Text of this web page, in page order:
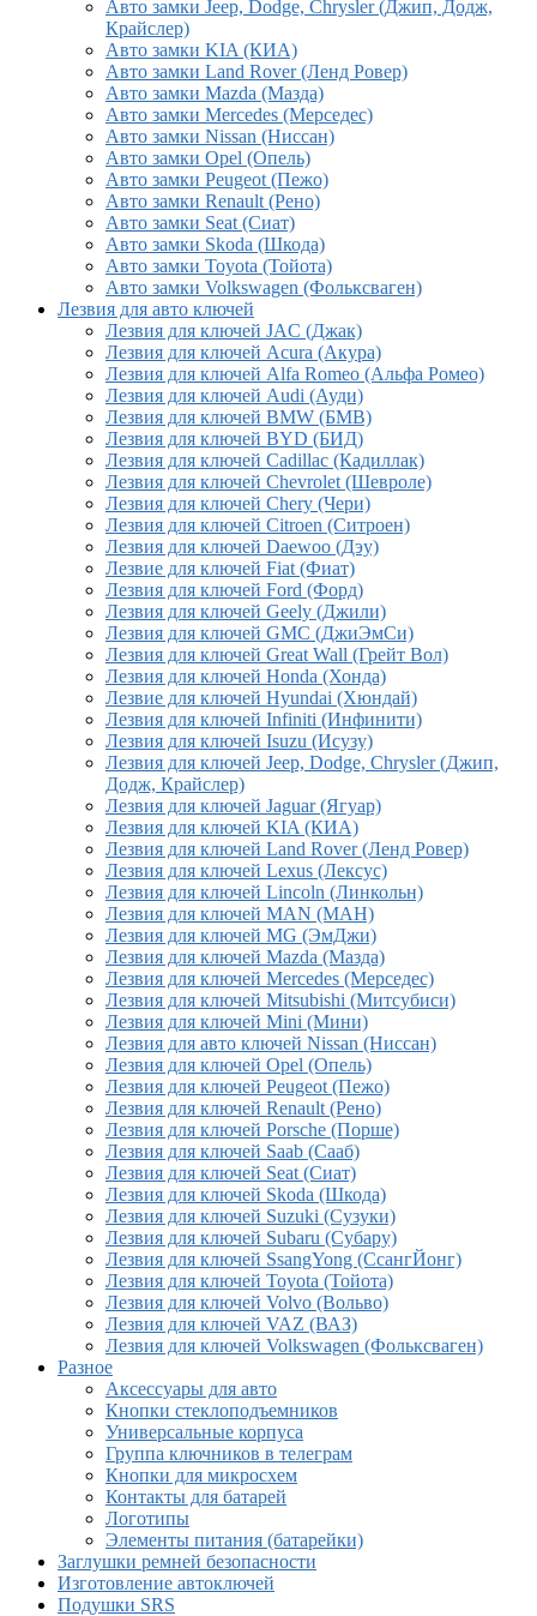
Авто замки Jeep, Dodge, Chrysler (Джип, Додж,
Крайслер)
Авто замки KIA (КИА)
Авто замки Land Rover (Ленд Ровер)
Авто замки Mazda (Мазда)
Авто замки Mercedes (Мерседес)
Авто замки Nissan (Ниссан)
Авто замки Opel (Опель)
Авто замки Peugeot (Пежо)
Авто замки Renault (Рено)
Авто замки Seat (Сиат)
Авто замки Skoda (Шкода)
Авто замки Toyota (Тойота)
Авто замки Volkswagen (Фольксваген)
Лезвия для авто ключей
Лезвия для ключей JAC (Джак)
Лезвия для ключей Acura (Акура)
Лезвия для ключей Alfa Romeo (Альфа Ромео)
Лезвия для ключей Audi (Ауди)
Лезвия для ключей BMW (БМВ)
Лезвия для ключей BYD (БИД)
Лезвия для ключей Cadillac (Кадиллак)
Лезвия для ключей Chevrolet (Шевроле)
Лезвия для ключей Chery (Чери)
Лезвия для ключей Citroen (Ситроен)
Лезвия для ключей Daewoo (Дэу)
Лезвие для ключей Fiat (Фиат)
Лезвия для ключей Ford (Форд)
Лезвия для ключей Geely (Джили)
Лезвия для ключей GMC (ДжиЭмСи)
Лезвия для ключей Great Wall (Грейт Вол)
Лезвия для ключей Honda (Хонда)
Лезвие для ключей Hyundai (Хюндай)
Лезвия для ключей Infiniti (Инфинити)
Лезвия для ключей Isuzu (Исузу)
Лезвия для ключей Jeep, Dodge, Chrysler (Джип,
Додж, Крайслер)
Лезвия для ключей Jaguar (Ягуар)
Лезвия для ключей KIA (КИА)
Лезвия для ключей Land Rover (Ленд Ровер)
Лезвия для ключей Lexus (Лексус)
Лезвия для ключей Lincoln (Линкольн)
Лезвия для ключей MAN (МАН)
Лезвия для ключей MG (ЭмДжи)
Лезвия для ключей Mazda (Мазда)
Лезвия для ключей Mercedes (Мерседес)
Лезвия для ключей Mitsubishi (Митсубиси)
Лезвия для ключей Mini (Мини)
Лезвия для авто ключей Nissan (Ниссан)
Лезвия для ключей Opel (Опель)
Лезвия для ключей Peugeot (Пежо)
Лезвия для ключей Renault (Рено)
Лезвия для ключей Porsche (Порше)
Лезвия для ключей Saab (Сааб)
Лезвия для ключей Seat (Сиат)
Лезвия для ключей Skoda (Шкода)
Лезвия для ключей Suzuki (Сузуки)
Лезвия для ключей Subaru (Субару)
Лезвия для ключей SsangYong (СсангЙонг)
Лезвия для ключей Toyota (Тойота)
Лезвия для ключей Volvo (Вольво)
Лезвия для ключей VAZ (ВАЗ)
Лезвия для ключей Volkswagen (Фольксваген)
Разное
Aксессуары для авто
Кнопки стеклоподъемников
Универсальные корпуса
Группа ключников в телеграм
Кнопки для микросхем
Контакты для батарей
Логотипы
Элементы питания (батарейки)
Заглушки ремней безопасности
Изготовление автоключей
Подушки SRS